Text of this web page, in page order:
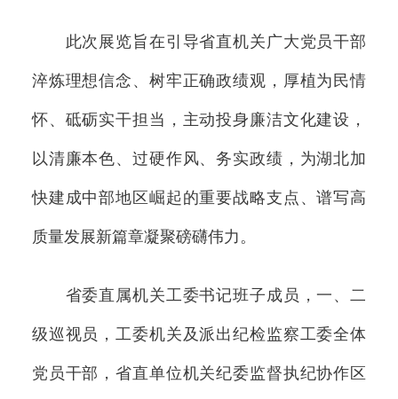
此次展览旨在引导省直机关广大党员干部
淬炼理想信念、树牢正确政绩观，厚植为民情
怀、砥砺实干担当，主动投身廉洁文化建设，
以清廉本色、过硬作风、务实政绩，为湖北加
快建成中部地区崛起的重要战略支点、谱写高
质量发展新篇章凝聚磅礴伟力。
省委直属机关工委书记班子成员，一、二
级巡视员，工委机关及派出纪检监察工委全体
党员干部，省直单位机关纪委监督执纪协作区